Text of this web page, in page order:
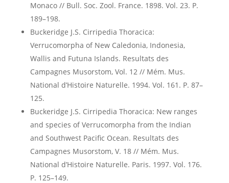
Monaco // Bull. Soc. Zool. France. 1898. Vol. 23. P.
189–198.
Buckeridge J.S. Cirripedia Thoracica:
Verrucomorpha of New Caledonia, Indonesia,
Wallis and Futuna Islands. Resultats des
Campagnes Musorstom, Vol. 12 // Mém. Mus.
National d’Histoire Naturelle. 1994. Vol. 161. P. 87–
125.
Buckeridge J.S. Cirripedia Thoracica: New ranges
and species of Verrucomorpha from the Indian
and Southwest Pacific Ocean. Resultats des
Campagnes Musorstom, V. 18 // Mém. Mus.
National d’Histoire Naturelle. Paris. 1997. Vol. 176.
P. 125–149.